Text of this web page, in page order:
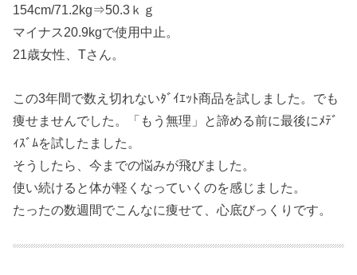
154cm/71.2kg⇒50.3ｋｇ
マイナス20.9kgで使用中止。
21歳女性、Tさん。
この3年間で数え切れないﾀﾞｲｴｯﾄ商品を試しました。でも
痩せませんでした。「もう無理」と諦める前に最後にﾒﾃﾞ
ｨｽﾞﾑを試したました。
そうしたら、今までの悩みが飛びました。
使い続けると体が軽くなっていくのを感じました。
たったの数週間でこんなに痩せて、心底びっくりです。